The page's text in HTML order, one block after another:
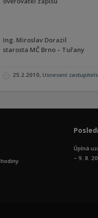
Ing. Miroslav
starosta MČ Brno –
25.2.2010, Usnesení
Úplná
– 9. 8.